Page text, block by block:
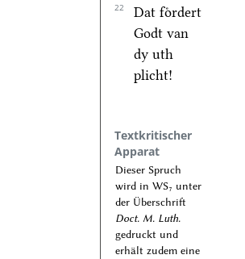
22
Dat foͤrdert
Godt van
dy uth
plicht!
Textkritischer
Apparat
Dieser Spruch
wird in WS₇ unter
der Überschrift
Doct. M. Luth.
gedruckt und
erhält zudem eine